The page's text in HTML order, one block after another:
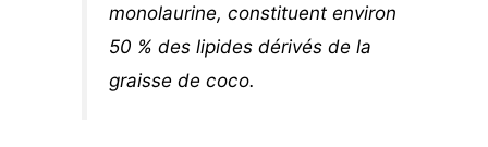
monolaurine, constituent environ
50 % des lipides dérivés de la
graisse de coco.